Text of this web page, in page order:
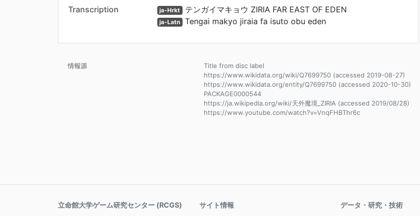
Transcription
ja-Hrkt テンガイマキョウ ZIRIA FAR EAST OF EDEN
ja-Latn Tengai makyo jiraia fa isuto obu eden
情報源
Title from disc label
https://www.wikidata.org/wiki/Q7699750 (accessed 2019-08-27)
https://www.wikidata.org/entity/Q7699750 (accessed 2020-10-30)
PACKAGE0000544
https://ja.wikipedia.org/wiki/天外魔境_ZIRIA (accessed 2019/08/28)
https://www.youtube.com/watch?v=VnqFHBThr6c
立命館大学ゲーム研究センター (RCGS) サイト情報 データ・研究・技術